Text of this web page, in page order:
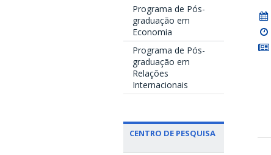
Programa de Pós-
graduação em
Economia
Programa de Pós-
graduação em
Relações
Internacionais
CENTRO DE PESQUISA